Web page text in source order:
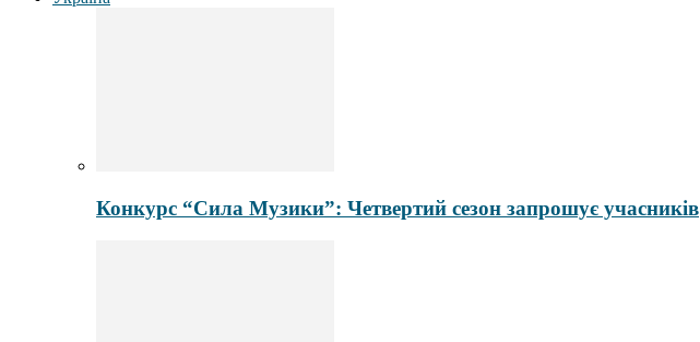
Конкурс “Сила Музики”: Четвертий сезон запрошує учасників